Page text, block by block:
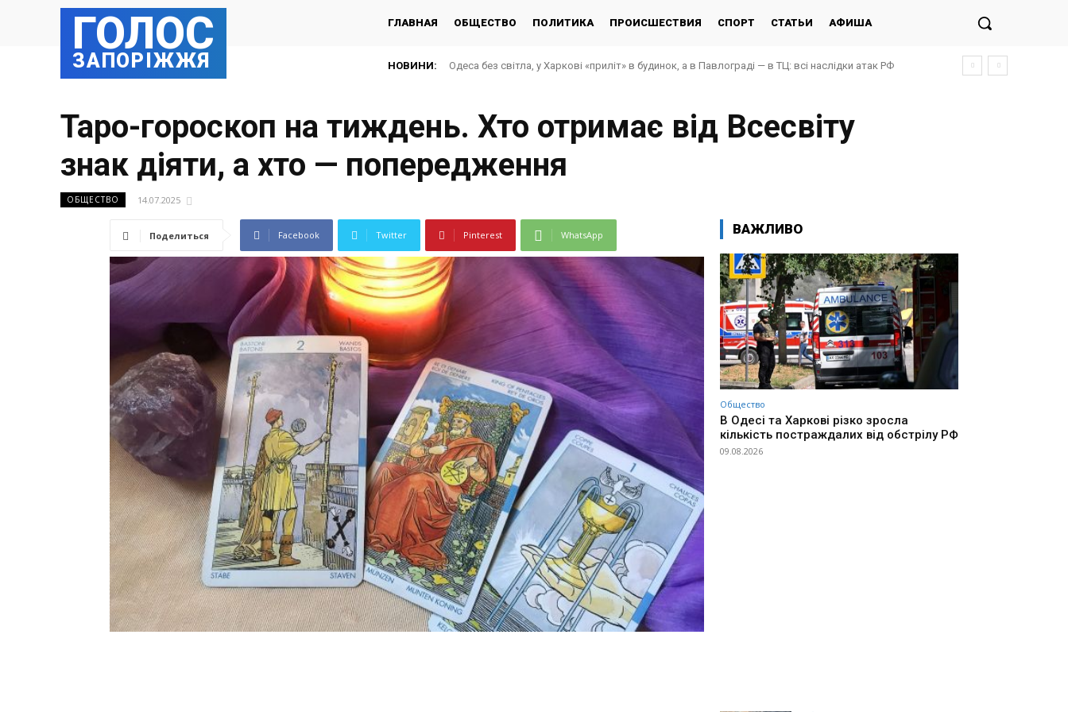
ГОЛОС
ЗАПОРІЖЖЯ
ГЛАВНАЯ ОБЩЕСТВО ПОЛИТИКА ПРОИСШЕСТВИЯ СПОРТ СТАТЬИ АФИША
НОВИНИ: Одеса без світла, у Харкові «приліт» в будинок, а в Павлограді — в ТЦ: всі наслідки атак РФ
Таро-гороскоп на тиждень. Хто отримає від Всесвіту
знак діяти, а хто — попередження
ОБЩЕСТВО 14.07.2025
Поделиться Facebook Twitter Pinterest WhatsApp ВАЖЛИВО
Общество
В Одесі та Харкові різко зросла
кількість постраждалих від обстрілу РФ
09.08.2026